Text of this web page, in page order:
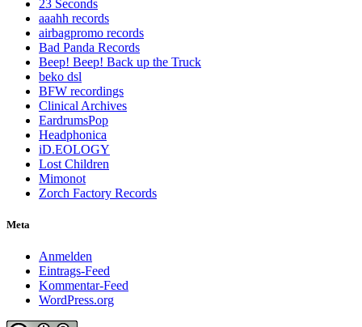
23 Seconds
aaahh records
airbagpromo records
Bad Panda Records
Beep! Beep! Back up the Truck
beko dsl
BFW recordings
Clinical Archives
EardrumsPop
Headphonica
iD.EOLOGY
Lost Children
Mimonot
Zorch Factory Records
Meta
Anmelden
Eintrags-Feed
Kommentar-Feed
WordPress.org